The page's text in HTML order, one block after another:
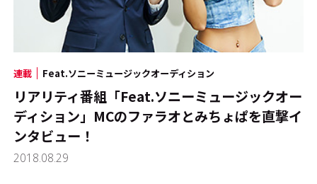
連載 Feat.ソニーミュージックオーディション
リアリティ番組「Feat.ソニーミュージックオー
ディション」MCのファラオとみちょぱを直撃イ
ンタビュー！
2018.08.29